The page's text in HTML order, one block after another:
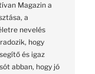
Magazin a
a
nevelés
hogy
és igaz
abban, hogy jó